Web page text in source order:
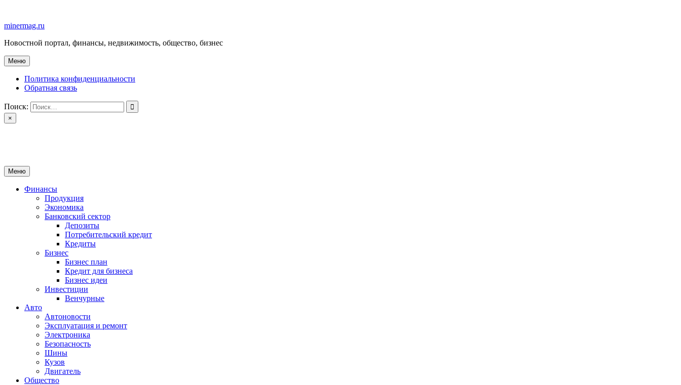
содержимому
minermag.ru
Новостной портал, финансы, недвижимость, общество, бизнес
Меню
Политика конфиденциальности
Обратная связь
Поиск:
×
Меню
Финансы
Продукция
Экономика
Банковский сектор
Депозиты
Потребительский кредит
Кредиты
Бизнес
Бизнес план
Кредит для бизнеса
Бизнес идеи
Инвестиции
Венчурные
Авто
Автоновости
Эксплуатация и ремонт
Электроника
Безопасность
Шины
Кузов
Двигатель
Общество